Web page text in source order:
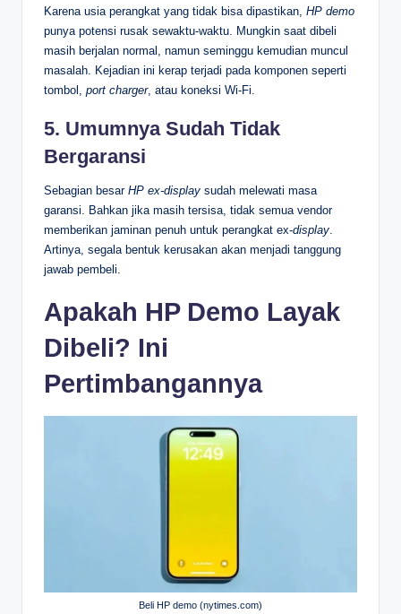
Karena usia perangkat yang tidak bisa dipastikan, HP demo
punya potensi rusak sewaktu-waktu. Mungkin saat dibeli
masih berjalan normal, namun seminggu kemudian muncul
masalah. Kejadian ini kerap terjadi pada komponen seperti
tombol, port charger, atau koneksi Wi-Fi.
5. Umumnya Sudah Tidak
Bergaransi
Sebagian besar HP ex-display sudah melewati masa
garansi. Bahkan jika masih tersisa, tidak semua vendor
memberikan jaminan penuh untuk perangkat ex-display.
Artinya, segala bentuk kerusakan akan menjadi tanggung
jawab pembeli.
Apakah HP Demo Layak
Dibeli? Ini
Pertimbangannya
Beli HP demo (nytimes.com)